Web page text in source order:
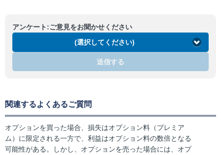
アンケート:ご意見をお聞かせください
(選択してください)
送信する
関連するよくあるご質問
オプションを買った場合、損失はオプション料（プレミア
ム）に限定される一方で、利益はオプション料の数倍となる
可能性がある。しかし、オプションを売った場合には、オプ